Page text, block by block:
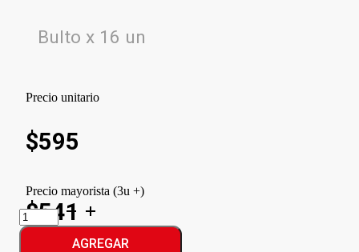
Bulto x 16 un
Precio unitario
$595
Precio mayorista (3u +)
$541
MOGUL
TUBITOS
EXTREME/TUTTI
AGREGAR